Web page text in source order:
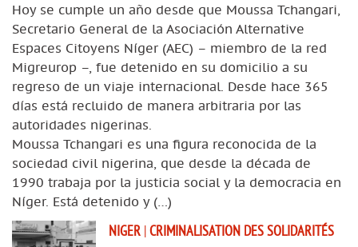
Hoy se cumple un año desde que Moussa Tchangari,
Secretario General de la Asociación Alternative
Espaces Citoyens Níger (AEC) – miembro de la red
Migreurop –, fue detenido en su domicilio a su
regreso de un viaje internacional. Desde hace 365
días está recluido de manera arbitraria por las
autoridades nigerinas.
Moussa Tchangari es una figura reconocida de la
sociedad civil nigerina, que desde la década de
1990 trabaja por la justicia social y la democracia en
Níger. Está detenido y (…)
NIGER |CRIMINALISATION DES SOLIDARITÉS